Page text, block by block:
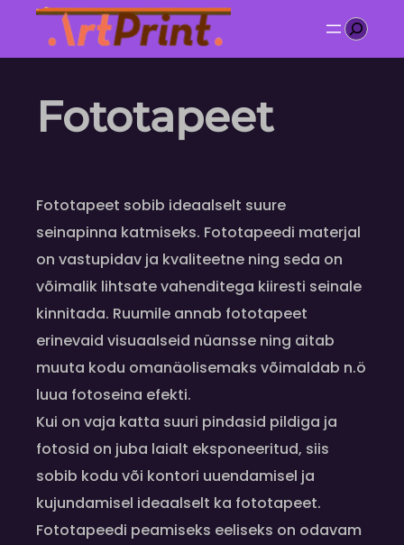
Otsi
Fototapeet
Fototapeet sobib ideaalselt suure
seinapinna katmiseks. Fototapeedi materjal
on vastupidav ja kvaliteetne ning seda on
võimalik lihtsate vahenditega kiiresti seinale
kinnitada. Ruumile annab fototapeet
erinevaid visuaalseid nüansse ning aitab
muuta kodu omanäolisemaks võimaldab n.ö
luua fotoseina efekti.
Kui on vaja katta suuri pindasid pildiga ja
fotosid on juba laialt eksponeeritud, siis
sobib kodu või kontori uuendamisel ja
kujundamisel ideaalselt ka fototapeet.
Fototapeedi peamiseks eeliseks on odavam